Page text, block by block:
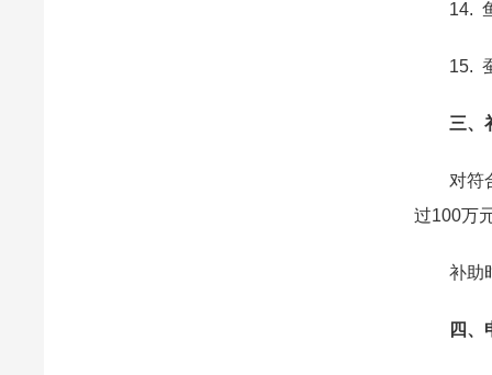
14. 鱼
15. 蚕
三、补
对符合
过100万
补助时
四、